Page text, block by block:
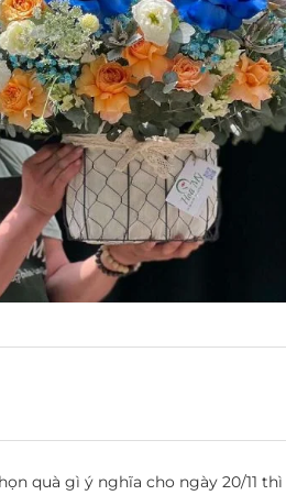
quà gì ý nghĩa cho ngày 20/11 thì